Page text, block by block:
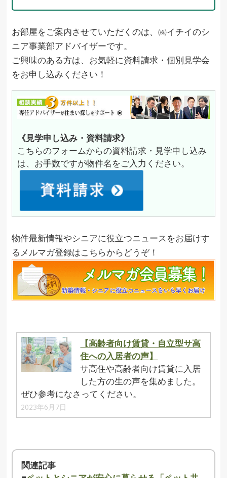
お部屋をご案内させていただくのは、㈱イチイのシ
ニア事業部アドバイザーです。
ご興味のある方は、お気軽に資料請求・個別見学会
をお申し込みください！
《見学申し込み・資料請求》
こちらのフォームからの資料請求・見学申し込み
は、お手数ですが物件名をご入力ください。
物件最新情報やシニアに役立つニュースをお届けす
るメルマガ登録はこちらからどうぞ！
【高齢者向け賃貸・自立型サ高
住への入居者の声】
サ高住や高齢者向け賃貸に入居
した方の生の声を集めました。
ぜひ参考になさってください。
2023年6月7日
関連記事